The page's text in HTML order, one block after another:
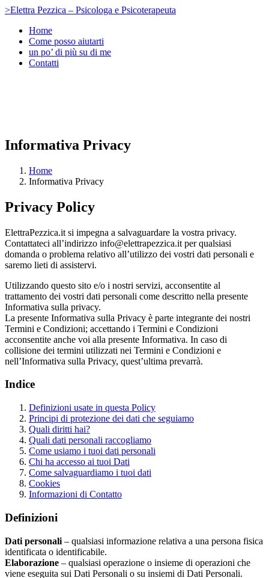
>Elettra Pezzica – Psicologa e Psicoterapeuta
Home
Come posso aiutarti
un po’ di più su di me
Contatti
Informativa Privacy
Home
Informativa Privacy
Privacy Policy
ElettraPezzica.it si impegna a salvaguardare la vostra privacy.
Contattateci all’indirizzo info@elettrapezzica.it per qualsiasi
domanda o problema relativo all’utilizzo dei vostri dati personali e
saremo lieti di assistervi.
Utilizzando questo sito e/o i nostri servizi, acconsentite al
trattamento dei vostri dati personali come descritto nella presente
Informativa sulla privacy.
La presente Informativa sulla Privacy è parte integrante dei nostri
Termini e Condizioni; accettando i Termini e Condizioni
acconsentite anche voi alla presente Informativa. In caso di
collisione dei termini utilizzati nei Termini e Condizioni e
nell’Informativa sulla Privacy, quest’ultima prevarrà.
Indice
Definizioni usate in questa Policy
Principi di protezione dei dati che seguiamo
Quali diritti hai?
Quali dati personali raccogliamo
Come usiamo i tuoi dati personali
Chi ha accesso ai tuoi Dati
Come salvaguardiamo i tuoi dati
Cookies
Informazioni di Contatto
Definizioni
Dati personali – qualsiasi informazione relativa a una persona fisica
identificata o identificabile.
Elaborazione – qualsiasi operazione o insieme di operazioni che
viene eseguita sui Dati Personali o su insiemi di Dati Personali.